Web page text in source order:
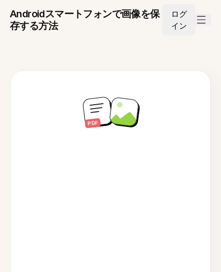
Androidスマートフォンで画像を保
存する方法
ログ
イン